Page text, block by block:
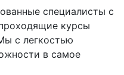
специалисты с
курсы
с легкостью
в самое